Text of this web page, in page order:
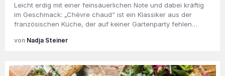
Leicht erdig mit einer feinsäuerlichen Note und dabei kräftig
im Geschmack: „Chèvre chaud“ ist ein Klassiker aus der
französischen Küche, der auf keiner Gartenparty fehlen…
Nadja Steiner